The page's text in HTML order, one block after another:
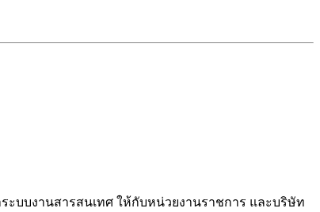
บบงานสารสนเทศ ให้กับหน่วยงานราชการ และบริษัท